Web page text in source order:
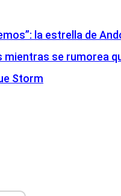
la estrella de
se rumorea
Storm